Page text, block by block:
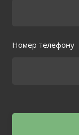
Номер телефону